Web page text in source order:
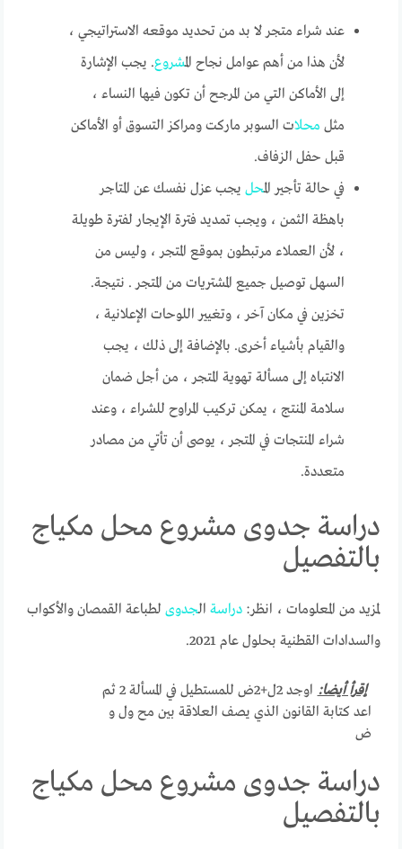
عند شراء متجر لا بد من تحديد موقعه الاستراتيجي ،
لأن هذا من أهم عوامل نجاح المشروع. يجب الإشارة
إلى الأماكن التي من المرجح أن تكون فيها النساء ،
مثل محلات السوبر ماركت ومراكز التسوق أو الأماكن
قبل حفل الزفاف.
في حالة تأجير المحل يجب عزل نفسك عن المتاجر
باهظة الثمن ، ويجب تمديد فترة الإيجار لفترة طويلة
، لأن العملاء مرتبطون بموقع المتجر ، وليس من
السهل توصيل جميع المشتريات من المتجر . نتيجة.
تخزين في مكان آخر ، وتغيير اللوحات الإعلانية ،
والقيام بأشياء أخرى. بالإضافة إلى ذلك ، يجب
الانتباه إلى مسألة تهوية المتجر ، من أجل ضمان
سلامة المنتج ، يمكن تركيب المراوح للشراء ، وعند
شراء المنتجات في المتجر ، يوصى أن تأتي من مصادر
متعددة.
دراسة جدوى مشروع محل مكياج
بالتفصيل
لمزيد من المعلومات ، انظر:دراسة الجدوى لطباعة القمصان والأكواب
والسدادات القطنية بحلول عام 2021.
إقرأ أيضا:
اوجد 2ل+2ض للمستطيل في المسألة 2 ثم
اعد كتابة القانون الذي يصف العلاقة بين مح ول و
ض
دراسة جدوى مشروع محل مكياج
بالتفصيل